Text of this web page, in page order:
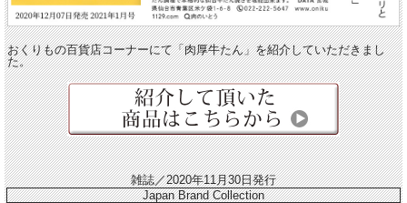
おくりもの百貨店コーナーにて「肉厚牛たん」を紹介していただきまし
た。
雑誌／2020年11月30日発行
Japan Brand Collection